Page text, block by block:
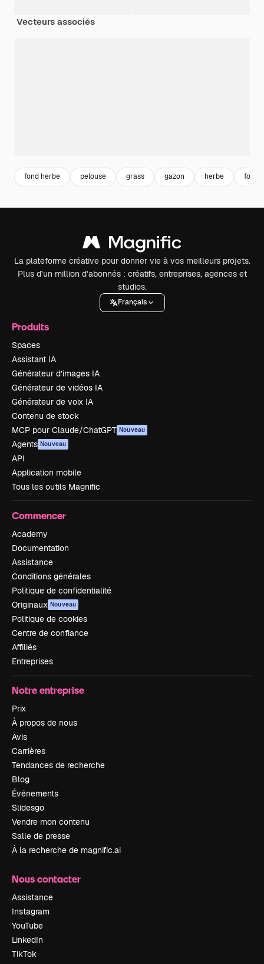
Vecteurs associés
fond herbe pelouse grass gazon herbe fond
La plateforme créative pour donner vie à vos meilleurs projets.
Plus d’un million d’abonnés : créatifs, entreprises, agences et
studios.
Français
Produits
Spaces
Assistant IA
Générateur d’images IA
Générateur de vidéos IA
Générateur de voix IA
Contenu de stock
MCP pour Claude/ChatGPT Nouveau
Agents Nouveau
API
Application mobile
Tous les outils Magnific
Commencer
Academy
Documentation
Assistance
Conditions générales
Politique de confidentialité
Originaux Nouveau
Politique de cookies
Centre de confiance
Affiliés
Entreprises
Notre entreprise
Prix
À propos de nous
Avis
Carrières
Tendances de recherche
Blog
Événements
Slidesgo
Vendre mon contenu
Salle de presse
À la recherche de magnific.ai
Nous contacter
Assistance
Instagram
YouTube
LinkedIn
TikTok